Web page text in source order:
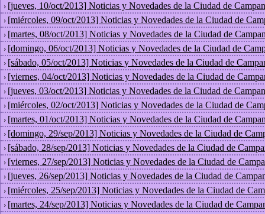
› [jueves, 10/oct/2013] Noticias y Novedades de la Ciudad de
› [miércoles, 09/oct/2013] Noticias y Novedades de la Ciudad de
› [martes, 08/oct/2013] Noticias y Novedades de la Ciudad de
› [domingo, 06/oct/2013] Noticias y Novedades de la Ciudad de
› [sábado, 05/oct/2013] Noticias y Novedades de la Ciudad de
› [viernes, 04/oct/2013] Noticias y Novedades de la Ciudad de
› [jueves, 03/oct/2013] Noticias y Novedades de la Ciudad de
› [miércoles, 02/oct/2013] Noticias y Novedades de la Ciudad de
› [martes, 01/oct/2013] Noticias y Novedades de la Ciudad de
› [domingo, 29/sep/2013] Noticias y Novedades de la Ciudad de
› [sábado, 28/sep/2013] Noticias y Novedades de la Ciudad de
› [viernes, 27/sep/2013] Noticias y Novedades de la Ciudad de
› [jueves, 26/sep/2013] Noticias y Novedades de la Ciudad de
› [miércoles, 25/sep/2013] Noticias y Novedades de la Ciudad de
› [martes, 24/sep/2013] Noticias y Novedades de la Ciudad de